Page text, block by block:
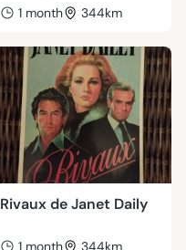
1 month 344km
Rivaux de Janet Daily
1 month 344km